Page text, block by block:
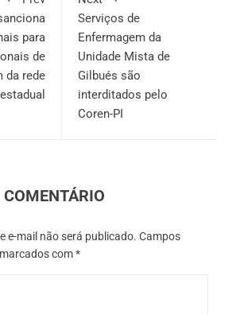
para
de
da rede
Serviços de
Enfermagem da
Unidade Mista de
Gilbués são
interditados pelo
Coren-PI
e-mail não será publicado. Campos
com*